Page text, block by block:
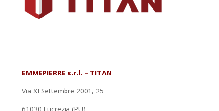
EMMEPIERRE s.r.l. – TITAN
Via XI Settembre 2001, 25
61030 Lucrezia (PU)